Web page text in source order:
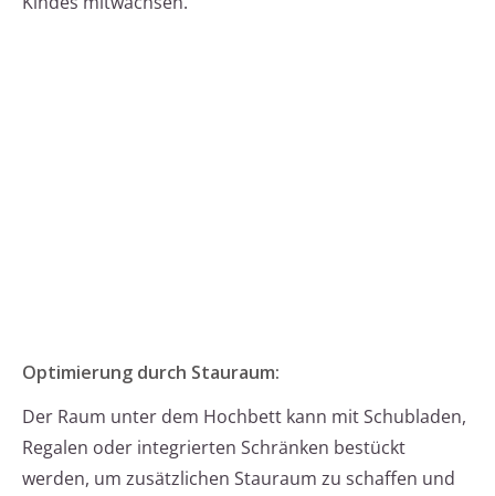
Optimierung durch Stauraum:
Der Raum unter dem Hochbett kann mit Schubladen,
Regalen oder integrierten Schränken bestückt
werden, um zusätzlichen Stauraum zu schaffen und